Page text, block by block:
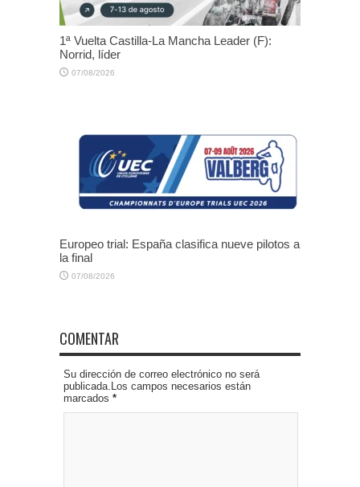
1ª Vuelta Castilla-La Mancha Leader (F):
Norrid, líder
07/08/2026
Europeo trial: España clasifica nueve pilotos a
la final
07/08/2026
COMENTAR
Su dirección de correo electrónico no será
publicada.Los campos necesarios están
marcados *